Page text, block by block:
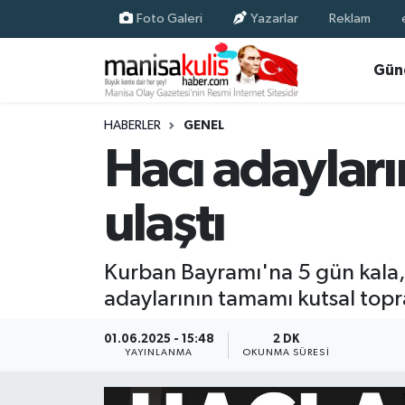
Foto Galeri Yazarlar Reklam
HABERLER GENEL
Hacı
ulaştı
Kurban Bayramı'na 5 gün
adaylarının tamamı kutsal
01.06.2025 - 15:48
YAYINLANMA
2 DK
OKUNMA SÜRESI
Resmi İlan
Yunusemre Nöbetçi Eczaneler
Yunusemre Trafik Yoğunluk Haritası
Süper Lig Puan Durumu ve Fikstür
Son Dakika Haberleri
Haber Arşivi